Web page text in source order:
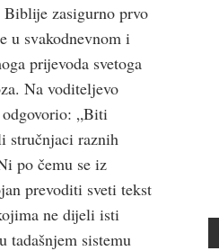
Biblije zasigurno prvo
u svakodnevnom i
prijevoda svetoga
Na voditeljevo
„Biti
stručnjaci raznih
po čemu se iz
prevoditi sveti tekst
ne dijeli isti
sistemu